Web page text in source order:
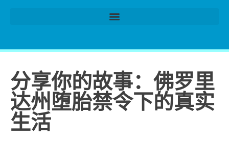
分享你的故事：佛罗里
达州堕胎禁令下的真实
生活